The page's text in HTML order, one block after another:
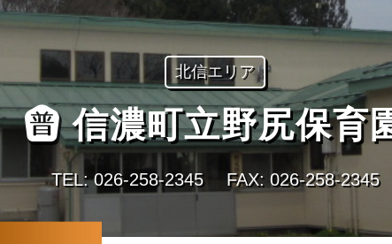
北信エリア
信濃町立野尻保育
TEL: 026-258-2345 FAX: 026-258-2345